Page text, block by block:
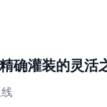
确灌装的灵活